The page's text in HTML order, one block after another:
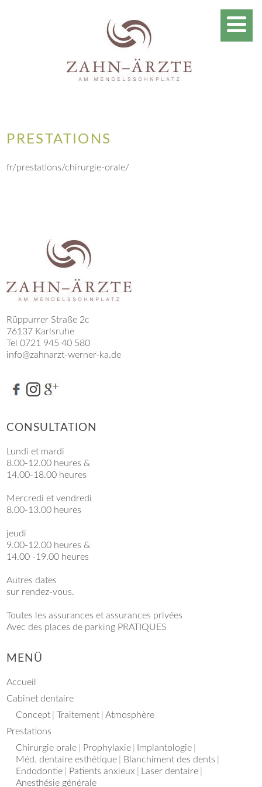
PRESTATIONS
fr/prestations/chirurgie-orale/
Rüppurrer Straße 2c
76137 Karlsruhe
Tel 0721 945 40 580
info@zahnarzt-werner-ka.de
CONSULTATION
Lundi et mardi
8.00-12.00 heures &
14.00-18.00 heures
Mercredi et vendredi
8.00-13.00 heures
jeudi
9.00-12.00 heures &
14.00 -19.00 heures
Autres dates
sur rendez-vous.
Toutes les assurances et assurances privées
Avec des places de parking PRATIQUES
MENÜ
Accueil
Cabinet dentaire
Concept
Traitement
Atmosphère
Prestations
Chirurgie orale
Prophylaxie
Implantologie
Méd. dentaire esthétique
Blanchiment des dents
Endodontie
Patients anxieux
Laser dentaire
Anesthésie générale